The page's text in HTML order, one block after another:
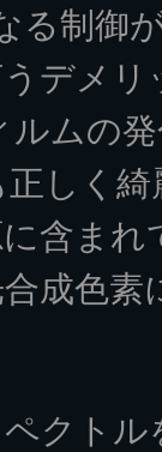
る制御
デメ
ルムの
しく
含ま
成色
クト